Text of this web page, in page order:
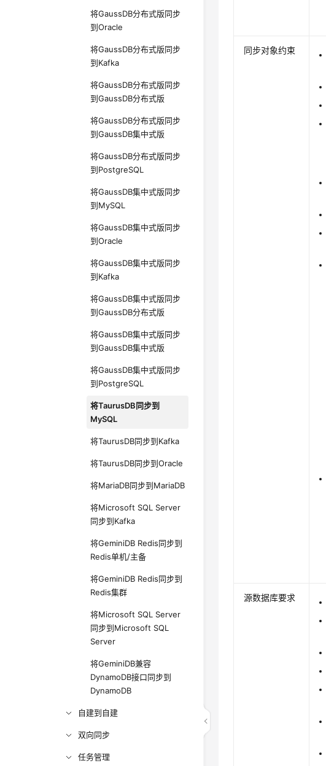
将GaussDB分布式版同步
到Oracle
将GaussDB分布式版同步
到Kafka
将GaussDB分布式版同步
到GaussDB分布式版
将GaussDB分布式版同步
到GaussDB集中式版
将GaussDB分布式版同步
到PostgreSQL
将GaussDB集中式版同步
到MySQL
将GaussDB集中式版同步
到Oracle
将GaussDB集中式版同步
到Kafka
将GaussDB集中式版同步
到GaussDB分布式版
将GaussDB集中式版同步
到GaussDB集中式版
将GaussDB集中式版同步
到PostgreSQL
将TaurusDB同步到
MySQL
将TaurusDB同步到Kafka
将TaurusDB同步到Oracle
将MariaDB同步到MariaDB
将Microsoft SQL Server
同步到Kafka
将GeminiDB Redis同步到
Redis单机/主备
将GeminiDB Redis同步到
Redis集群
将Microsoft SQL Server
同步到Microsoft SQL
Server
将GeminiDB兼容
DynamoDB接口同步到
DynamoDB
自建到自建
双向同步
任务管理
同步对象约束
源数据库要求